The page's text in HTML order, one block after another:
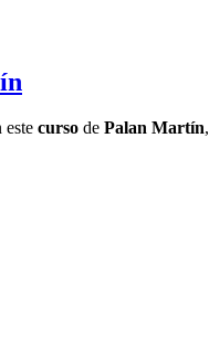
este curso de Palan Martín,